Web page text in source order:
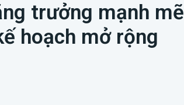
trưởng mạnh mẽ
hoạch mở rộng